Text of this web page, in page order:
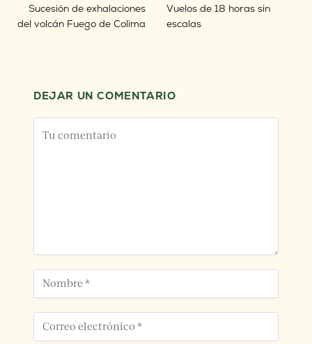
Sucesión de exhalaciones
del volcán Fuego de Colima
Vuelos de 18 horas sin
escalas
DEJAR UN COMENTARIO